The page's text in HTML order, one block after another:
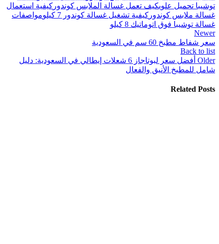
توشيبا تحميل علويكيف تعمل غسالة الملابس كوندور كيفية استعمال
غسالة ملابس كوندور كيفية تشغيل غسالة كوندور 7 كيلو
مواصفات
غسالة توشيبا فوق اتوماتيك 8 كيلو
Newer
سعر شفاط مطبخ 60 سم في السعودية
Back to list
Older
أفضل سعر لبوتاجاز 6 شعلات إيطالي في السعودية: دليل
شامل للمطبخ الأنيق والفعال
Related Posts